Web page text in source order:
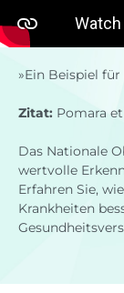
»Ein Beispiel
Zitat: Pomara
Das Nationale
wertvolle
Erfahren Sie,
Krankheiten